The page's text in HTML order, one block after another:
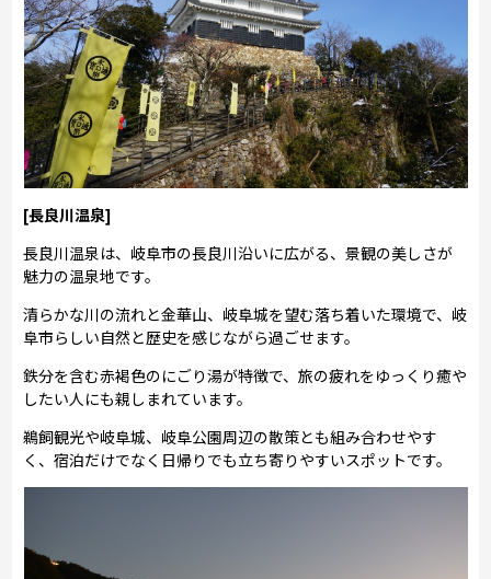
[長良川温泉]
長良川温泉は、岐阜市の長良川沿いに広がる、景観の美しさが
魅力の温泉地です。
清らかな川の流れと金華山、岐阜城を望む落ち着いた環境で、岐
阜市らしい自然と歴史を感じながら過ごせます。
鉄分を含む赤褐色のにごり湯が特徴で、旅の疲れをゆっくり癒や
したい人にも親しまれています。
鵜飼観光や岐阜城、岐阜公園周辺の散策とも組み合わせやす
く、宿泊だけでなく日帰りでも立ち寄りやすいスポットです。